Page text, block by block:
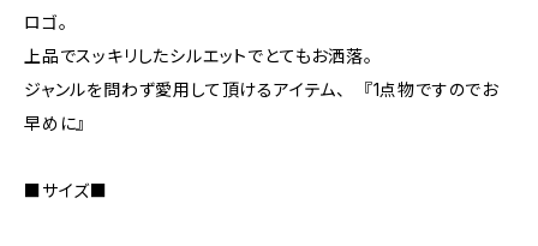
ロゴ。
上品でスッキリしたシルエットでとてもお洒落。
ジャンルを問わず愛用して頂けるアイテム、 『1点物ですのでお
早めに』
■サイズ■